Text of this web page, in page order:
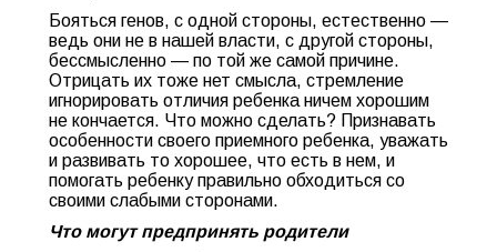
Бояться генов, с одной стороны, естественно —
ведь они не в нашей власти, с другой стороны,
бессмысленно — по той же самой причине.
Отрицать их тоже нет смысла, стремление
игнорировать отличия ребенка ничем хорошим
не кончается. Что можно сделать? Признавать
особенности своего приемного ребенка, уважать
и развивать то хорошее, что есть в нем, и
помогать ребенку правильно обходиться со
своими слабыми сторонами.
Что могут предпринять родители